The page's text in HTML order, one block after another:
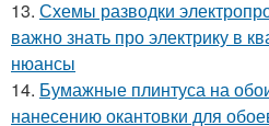
13. Схемы разводки
важно знать про электрику в
нюансы
14. Бумажные плинтуса на
нанесению окантовки для